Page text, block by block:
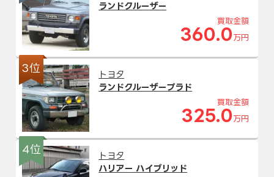
ランドクルーザー
買取金額
360.0 万円
3位
トヨタ
ランドクルーザープラド
買取金額
325.0 万円
4位
トヨタ
ハリアー ハイブリッド